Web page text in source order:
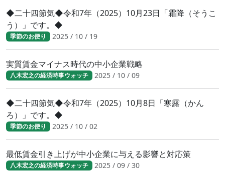
◆二十四節気◆令和7年（2025）10月23日「霜降（そうこ
う）」です。◆
季節のお便り 2025 / 10 / 19
実質賃金マイナス時代の中小企業戦略
八木宏之の経済時事ウォッチ 2025 / 10 / 09
◆二十四節気◆令和7年（2025）10月8日「寒露（かん
ろ）」です。◆
季節のお便り 2025 / 10 / 02
最低賃金引き上げが中小企業に与える影響と対応策
八木宏之の経済時事ウォッチ 2025 / 09 / 30